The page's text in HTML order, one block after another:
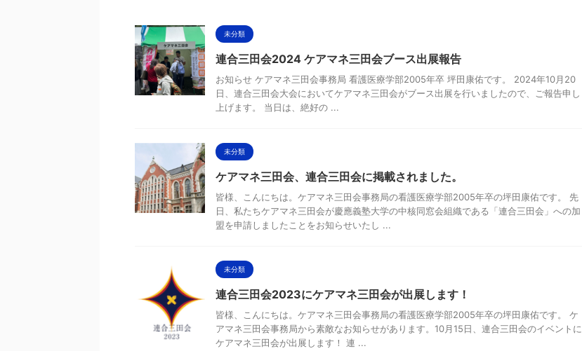
未分類
連合三田会2024 ケアマネ三田会ブース出展報告
お知らせ ケアマネ三田会事務局 看護医療学部2005年卒 坪田康佑です。 2024年10月20
日、連合三田会大会においてケアマネ三田会がブース出展を行いましたので、ご報告申し
上げます。 当日は、絶好の ...
未分類
ケアマネ三田会、連合三田会に掲載されました。
皆様、こんにちは。ケアマネ三田会事務局の看護医療学部2005年卒の坪田康佑です。 先
日、私たちケアマネ三田会が慶應義塾大学の中核同窓会組織である「連合三田会」への加
盟を申請しましたことをお知らせいたし ...
未分類
連合三田会2023にケアマネ三田会が出展します！
皆様、こんにちは。ケアマネ三田会事務局の看護医療学部2005年卒の坪田康佑です。 ケ
アマネ三田会事務局から素敵なお知らせがあります。10月15日、連合三田会のイベントに
ケアマネ三田会が出展します！ 連 ...